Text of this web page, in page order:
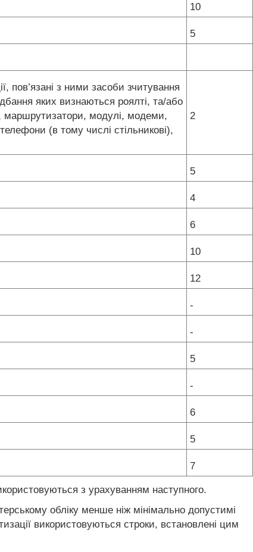
10
5
з ними засоби зчитування
яких визнаються роялті, та/або
маршрутизатори, модулі, модеми,
(в тому числі стільникові),
2
5
4
6
10
12
-
-
5
-
6
5
7
з урахуванням наступного.
обліку менше ніж мінімально допустимі
використовуються строки, встановлені цим